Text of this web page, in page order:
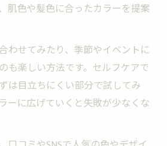
肌色や髪色に合ったカラーを提案
わせてみたり、季節やイベントに
も楽しい方法です。セルフケアで
は目立ちにくい部分で試してみ
ーに広げていくと失敗が少なくな